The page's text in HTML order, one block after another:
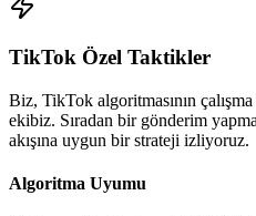
TikTok Özel Taktikler
Biz, TikTok algoritmasının
ekibiz. Sıradan bir gönderim
akışına uygun bir strateji izliyoruz.
Algoritma Uyumu